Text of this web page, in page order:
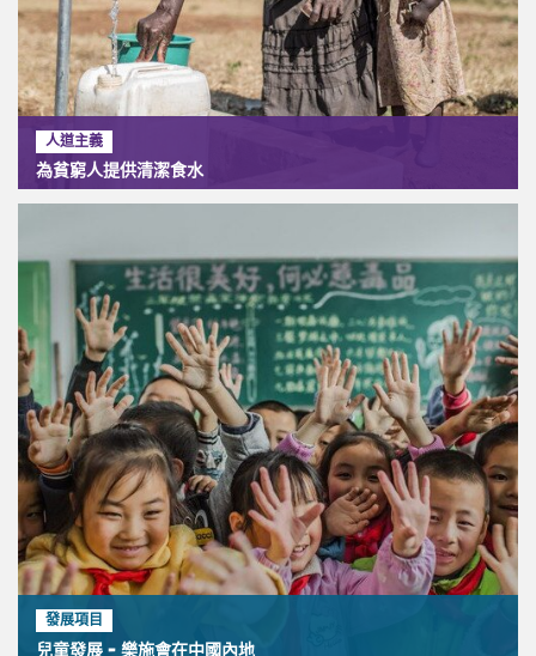
人道主義
為貧窮人提供清潔食水
發展項目
兒童發展 - 樂施會在中國內地